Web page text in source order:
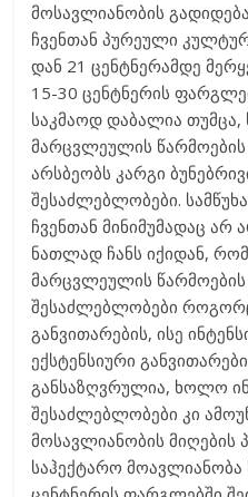
მოსავლიანობის
ჩვენთან პურეული
დან 21 ცენტნერამდე
15-30 ცენტნერის
საკმაოდ დაბალია
მარცვლეულის წარმოების
არსბეობს კარგი
შესაძლებლობები.
ჩვენთან მინიმუმადაც არ
ნათლად ჩანს იქიდან,
მარცვლეულის
შესაძლებლობები
განვითარების, ისე
ექსტენსიური
განსაზღვრულია, ხოლო
შესაძლებლობები კი
მოსავლიანობის
საჰექტარო